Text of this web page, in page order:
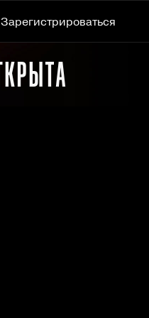
Зарегистрироваться